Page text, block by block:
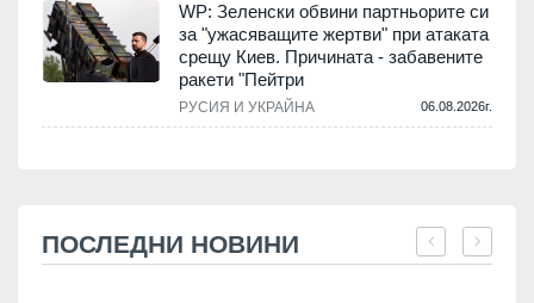
WP: Зеленски обвини партньорите си
за "ужасяващите жертви" при атаката
срещу Киев. Причината - забавените
ракети "Пейтри
РУСИЯ И УКРАЙНА 06.08.2026г.
ПОСЛЕДНИ НОВИНИ